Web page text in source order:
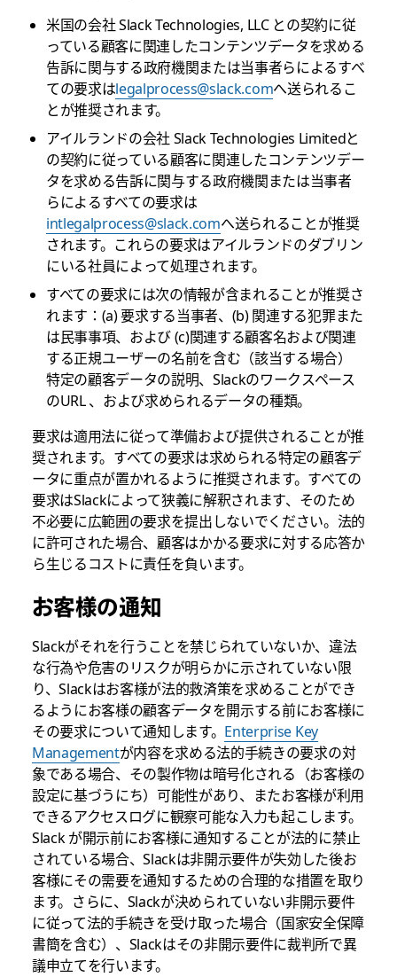
米国の会社 Slack Technologies, LLC との契約に従
っている顧客に関連したコンテンツデータを求める
告訴に関与する政府機関または当事者らによるすべ
ての要求はlegalprocess@slack.comへ送られるこ
とが推奨されます。
アイルランドの会社 Slack Technologies Limitedと
の契約に従っている顧客に関連したコンテンツデー
タを求める告訴に関与する政府機関または当事者
らによるすべての要求は
intlegalprocess@slack.comへ送られることが推奨
されます。これらの要求はアイルランドのダブリン
にいる社員によって処理されます。
すべての要求には次の情報が含まれることが推奨さ
れます：(a) 要求する当事者、(b) 関連する犯罪また
は民事事項、および (c)関連する顧客名および関連
する正規ユーザーの名前を含む（該当する場合）
特定の顧客データの説明、Slackのワークスペース
のURL 、および求められるデータの種類。
要求は適用法に従って準備および提供されることが推
奨されます。すべての要求は求められる特定の顧客デ
ータに重点が置かれるように推奨されます。すべての
要求はSlackによって狭義に解釈されます、そのため
不必要に広範囲の要求を提出しないでください。法的
に許可された場合、顧客はかかる要求に対する応答か
ら生じるコストに責任を負います。
お客様の通知
Slackがそれを行うことを禁じられていないか、違法
な行為や危害のリスクが明らかに示されていない限
り、Slackはお客様が法的救済策を求めることができ
るようにお客様の顧客データを開示する前にお客様に
その要求について通知します。 Enterprise Key
Managementが内容を求める法的手続きの要求の対
象である場合、その製作物は暗号化される（お客様の
設定に基づうにち）可能性があり、またお客様が利用
できるアクセスログに観察可能な入力も起こします。
Slack が開示前にお客様に通知することが法的に禁止
されている場合、Slackは非開示要件が失効した後お
客様にその需要を通知するための合理的な措置を取り
ます。さらに、Slackが決められていない非開示要件
に従って法的手続きを受け取った場合（国家安全保障
書簡を含む）、Slackはその非開示要件に裁判所で異
議申立てを行います。